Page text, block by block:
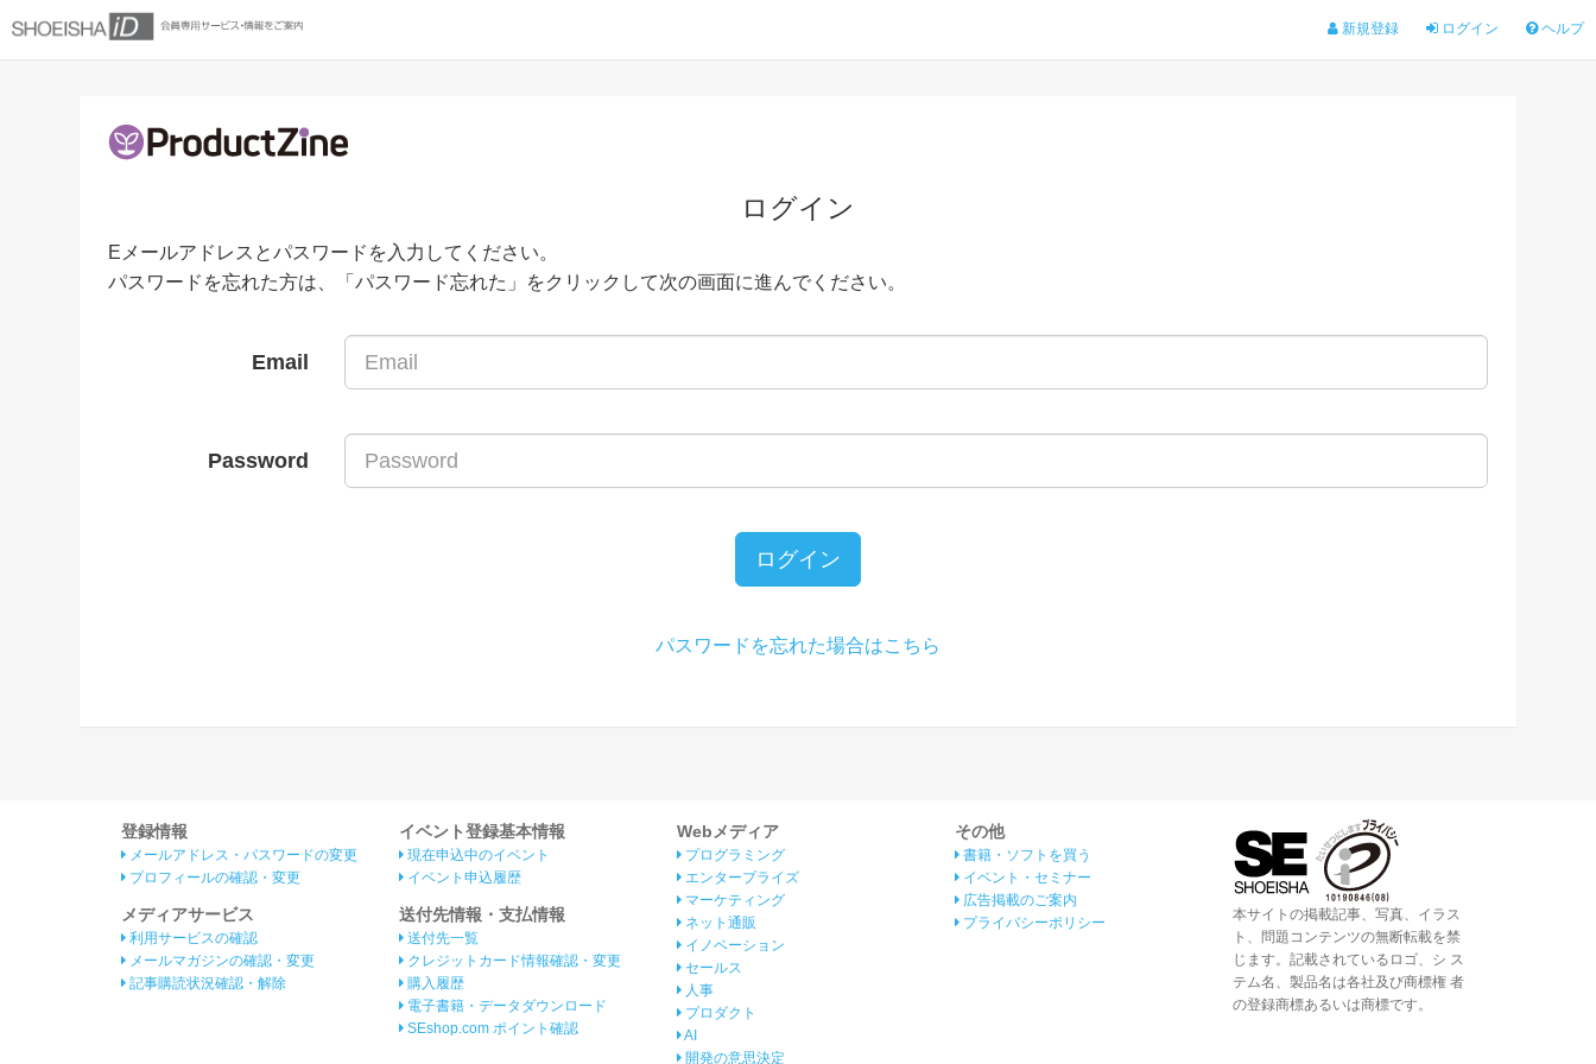
新規登録 ログイン ヘルプ
ログイン
Eメールアドレスとパスワードを入力してください。
パスワードを忘れた方は、「パスワード忘れた」をクリックして次の画面に進んでください。
Email
Password
ログイン
パスワードを忘れた場合はこちら
登録情報
メールアドレス・パスワードの変更
プロフィールの確認・変更
メディアサービス
利用サービスの確認
メールマガジンの確認・変更
記事購読状況確認・解除
イベント登録基本情報
現在申込中のイベント
イベント申込履歴
送付先情報・支払情報
送付先一覧
クレジットカード情報確認・変更
購入履歴
電子書籍・データダウンロード
SEshop.com ポイント確認
Webメディア
プログラミング
エンタープライズ
マーケティング
ネット通販
イノベーション
セールス
人事
プロダクト
AI
開発の意思決定
その他
書籍・ソフトを買う
イベント・セミナー
広告掲載のご案内
プライバシーポリシー
本サイトの掲載記事、写真、イラス
ト、問題コンテンツの無断転載を禁
じます。記載されているロゴ、シ ス
テム名、製品名は各社及び商標権 者
の登録商標あるいは商標です。